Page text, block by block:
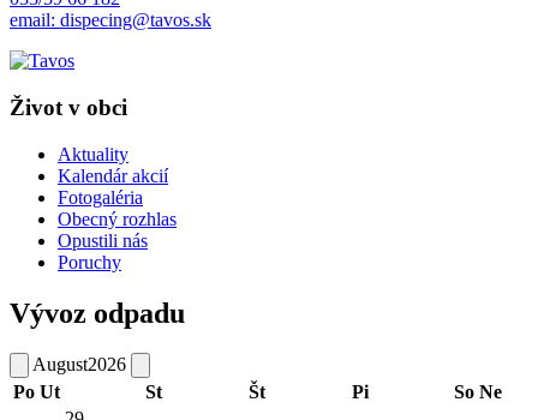
email: dispecing@tavos.sk
Život v obci
Aktuality
Kalendár akcií
Fotogaléria
Obecný rozhlas
Opustili nás
Poruchy
Vývoz odpadu
August2026
Po Ut St Št Pi So Ne